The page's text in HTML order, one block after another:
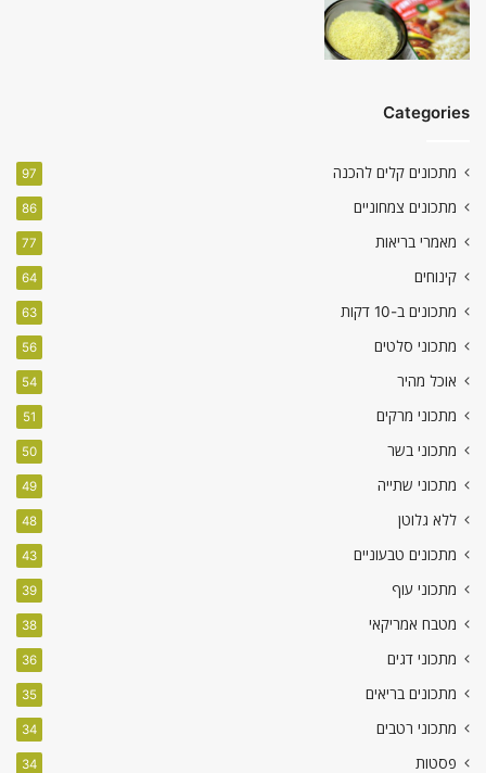
Categories
מתכונים קלים להכנה 97
מתכונים צמחוניים 86
מאמרי בריאות 77
קינוחים 64
מתכונים ב-10 דקות 63
מתכוני סלטים 56
אוכל מהיר 54
מתכוני מרקים 51
מתכוני בשר 50
מתכוני שתייה 49
ללא גלוטן 48
מתכונים טבעוניים 43
מתכוני עוף 39
מטבח אמריקאי 38
מתכוני דגים 36
מתכונים בריאים 35
מתכוני רטבים 34
פסטות 34